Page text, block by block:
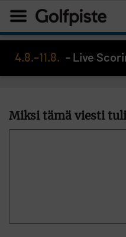
4.8.–11.8. - Live
Miksi tämä viesti